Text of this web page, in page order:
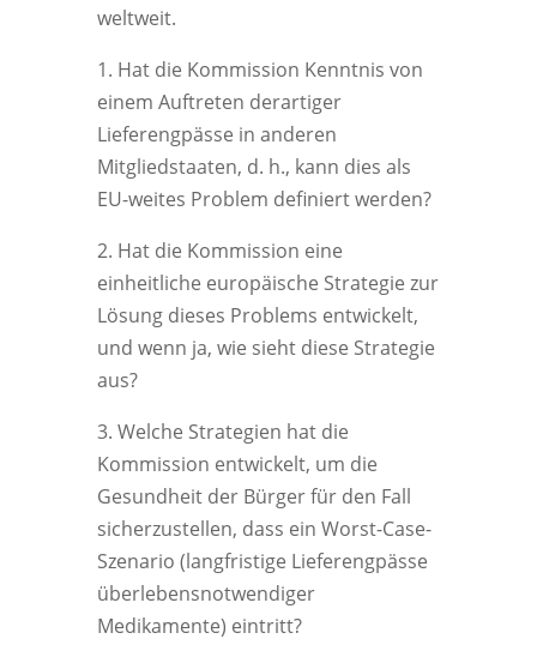
weltweit.
1. Hat die Kommission Kenntnis von
einem Auftreten derartiger
Lieferengpässe in anderen
Mitgliedstaaten, d. h., kann dies als
EU-weites Problem definiert werden?
2. Hat die Kommission eine
einheitliche europäische Strategie zur
Lösung dieses Problems entwickelt,
und wenn ja, wie sieht diese Strategie
aus?
3. Welche Strategien hat die
Kommission entwickelt, um die
Gesundheit der Bürger für den Fall
sicherzustellen, dass ein Worst-Case-
Szenario (langfristige Lieferengpässe
überlebensnotwendiger
Medikamente) eintritt?